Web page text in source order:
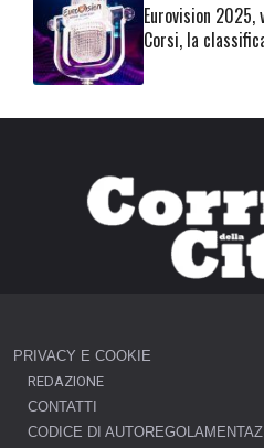
Eurovision 2025,
Corsi, la
PRIVACY E COOKIE
REDAZIONE
CONTATTI
CODICE DI